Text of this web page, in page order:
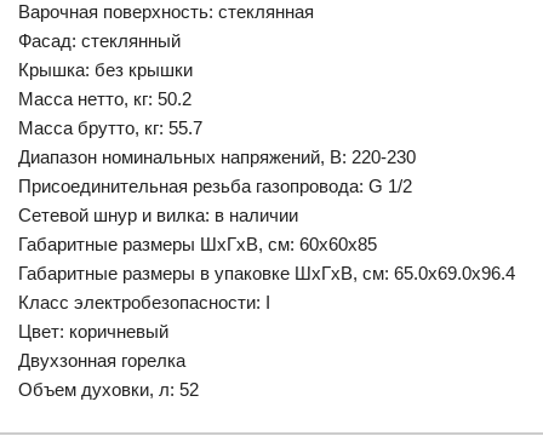
Варочная поверхность: стеклянная
Фасад: стеклянный
Крышка: без крышки
Масса нетто, кг: 50.2
Масса брутто, кг: 55.7
Диапазон номинальных напряжений, В: 220-230
Присоединительная резьба газопровода: G 1/2
Сетевой шнур и вилка: в наличии
Габаритные размеры ШхГхВ, см: 60x60x85
Габаритные размеры в упаковке ШхГхВ, см: 65.0x69.0x96.4
Класс электробезопасности: I
Цвет: коричневый
Двухзонная горелка
Объем духовки, л: 52